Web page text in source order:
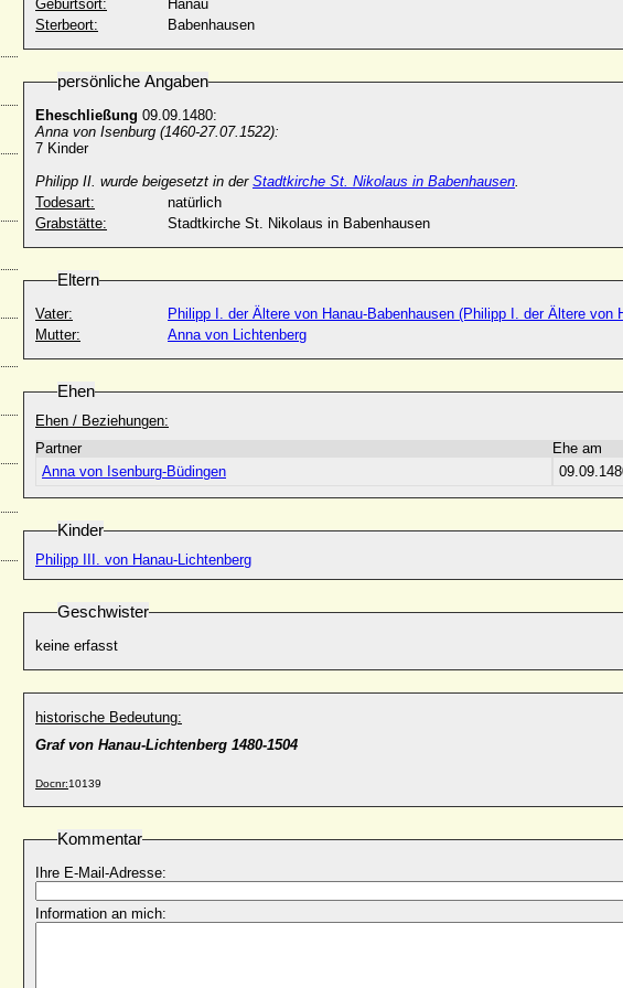
Geburtsort:
Hanau
Sterbeort:
Babenhausen
persönliche Angaben
Eheschließung 09.09.1480:
Anna von Isenburg (1460-27.07.1522):
7 Kinder
Philipp II. wurde beigesetzt in der Stadtkirche St. Nikolaus in Babenhausen.
Todesart:
natürlich
Grabstätte:
Stadtkirche St. Nikolaus in Babenhausen
Eltern
Vater:
Philipp I. der Ältere von Hanau-Babenhausen (Philipp I. der Ältere von
Mutter:
Anna von Lichtenberg
Ehen
Ehen / Beziehungen:
Partner
Ehe am
Anna von Isenburg-Büdingen
Kinder
Philipp III. von Hanau-Lichtenberg
Geschwister
keine erfasst
historische Bedeutung:
Graf von Hanau-Lichtenberg 1480-1504
Docnr:10139
Kommentar
Ihre E-Mail-Adresse:
Information an mich: